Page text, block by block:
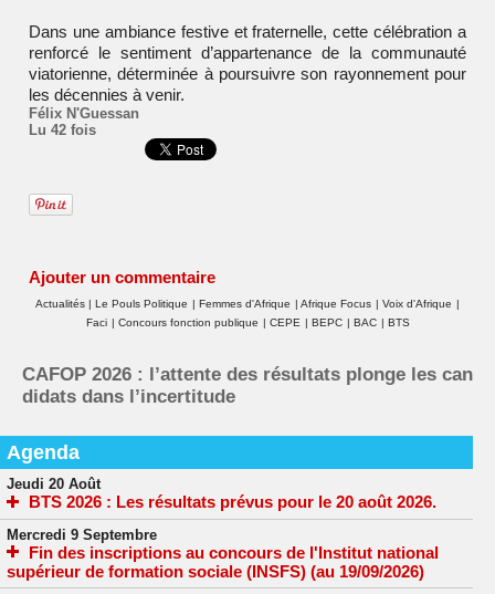
Dans une ambiance festive et fraternelle, cette célébration a
renforcé le sentiment d’appartenance de la communauté
viatorienne, déterminée à poursuivre son rayonnement pour
les décennies à venir.
Félix N'Guessan
Lu 42 fois
Ajouter un commentaire
Actualités | Le Pouls Politique | Femmes d'Afrique | Afrique Focus | Voix d'Afrique |
Faci | Concours fonction publique | CEPE | BEPC | BAC | BTS
CAFOP 2026 : l’attente des résultats plonge les can
didats dans l’incertitude
Agenda
Jeudi 20 Août
BTS 2026 : Les résultats prévus pour le 20 août 2026.
Mercredi 9 Septembre
Fin des inscriptions au concours de l'Institut national
supérieur de formation sociale (INSFS) (au 19/09/2026)